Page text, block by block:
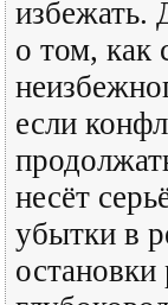
избежать.
о том, как
если
несёт
убытки в